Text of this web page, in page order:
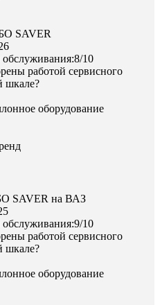
SAVER
обслуживания:8/10
работой сервисного
шкале?
оборудование
SAVER на ВАЗ
обслуживания:9/10
работой сервисного
шкале?
оборудование